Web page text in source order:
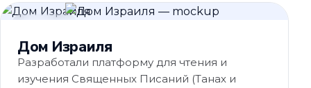
Дом Израиля
Разработали платформу для чтения и
изучения Священных Писаний (Танах и